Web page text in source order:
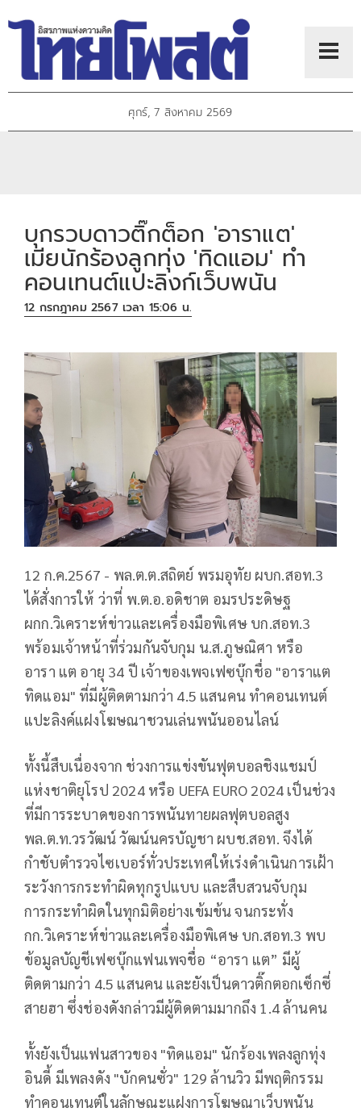
ศุกร์, 7 สิงหาคม 2569
บุกรวบดาวติ๊กต็อก 'อาราแต'
เมียนักร้องลูกทุ่ง 'ทิดแอม' ทำ
คอนเทนต์แปะลิงก์เว็บพนัน
12 กรกฎาคม 2567 เวลา 15:06 น.
12 ก.ค.2567 - พล.ต.ต.สถิตย์ พรมอุทัย ผบก.สอท.3
ได้สั่งการให้ ว่าที่ พ.ต.อ.อดิชาต อมรประดิษฐ
ผกก.วิเคราะห์ข่าวและเครื่องมือพิเศษ บก.สอท.3
พร้อมเจ้าหน้าที่ร่วมกันจับกุม น.ส.ภูษณิศา หรือ
อารา แต อายุ 34 ปี เจ้าของเพจเฟซบุ๊กชื่อ "อาราแต
ทิดแอม" ที่มีผู้ติดตามกว่า 4.5 แสนคน ทำคอนเทนต์
แปะลิงค์แฝงโฆษณาชวนเล่นพนันออนไลน์
ทั้งนี้สืบเนื่องจาก ช่วงการแข่งขันฟุตบอลชิงแชมป์
แห่งชาติยุโรป 2024 หรือ UEFA EURO 2024 เป็นช่วง
ที่มีการระบาดของการพนันทายผลฟุตบอลสูง
พล.ต.ท.วรวัฒน์ วัฒน์นครบัญชา ผบช.สอท. จึงได้
กำชับตำรวจไซเบอร์ทั่วประเทศให้เร่งดำเนินการเฝ้า
ระวังการกระทำผิดทุกรูปแบบ และสืบสวนจับกุม
การกระทำผิดในทุกมิติอย่างเข้มข้น จนกระทั่ง
กก.วิเคราะห์ข่าวและเครื่องมือพิเศษ บก.สอท.3 พบ
ข้อมูลบัญชีเฟซบุ๊กแฟนเพจชื่อ “อารา แต” มีผู้
ติดตามกว่า 4.5 แสนคน และยังเป็นดาวติ๊กตอกเซ็กซี่
สายฮา ซึ่งช่องดังกล่าวมีผู้ติดตามมากถึง 1.4 ล้านคน
ทั้งยังเป็นแฟนสาวของ "ทิดแอม" นักร้องเพลงลูกทุ่ง
อินดี้ มีเพลงดัง "บักคนซั่ว" 129 ล้านวิว มีพฤติกรรม
ทำคอนเทนต์ในลักษณะแฝงการโฆษณาเว็บพนัน